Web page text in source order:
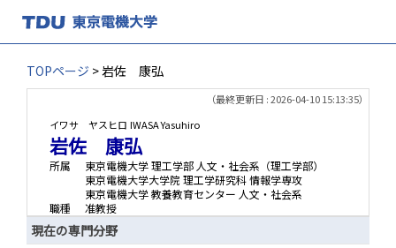
TOPページ > 岩佐 康弘
（最終更新日 : 2026-04-10 15:13:35）
イワサ ヤスヒロ IWASA Yasuhiro
岩佐 康弘
所属
東京電機大学 理工学部 人文・社会系（理工学部）
東京電機大学大学院 理工学研究科 情報学専攻
東京電機大学 教養教育センター 人文・社会系
職種
准教授
現在の専門分野